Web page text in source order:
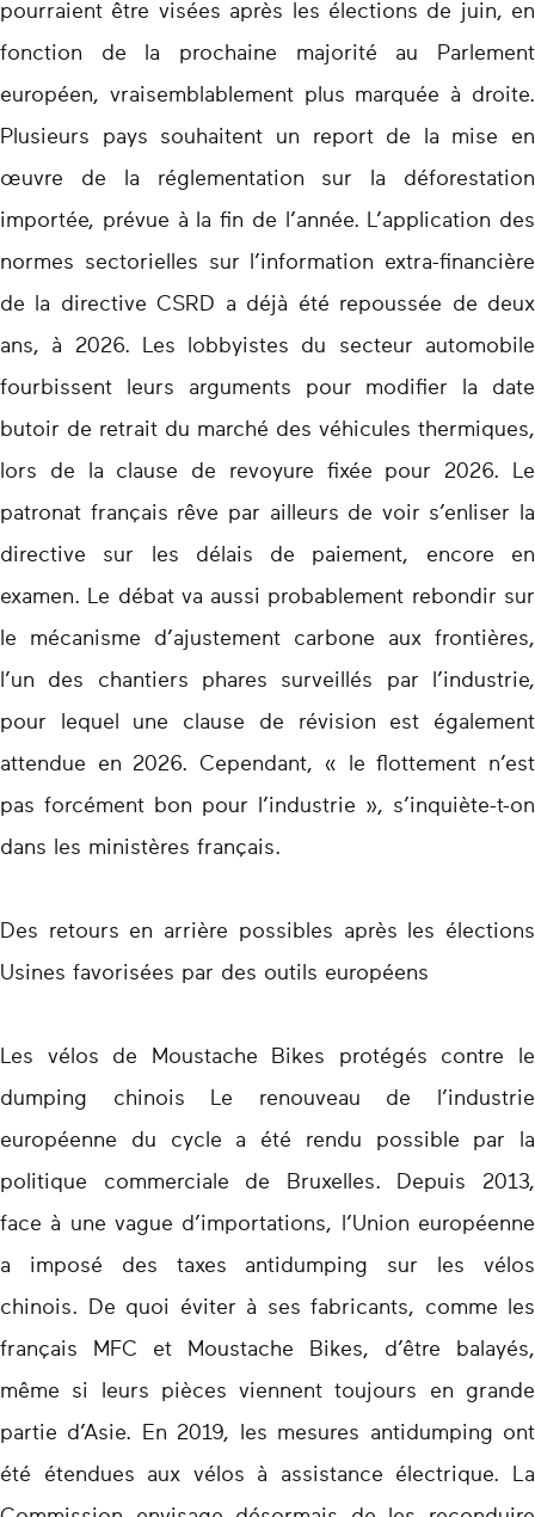
pourraient être visées après les élections de juin, en
fonction de la prochaine majorité au Parlement
européen, vraisemblablement plus marquée à droite.
Plusieurs pays souhaitent un report de la mise en
œuvre de la réglementation sur la déforestation
importée, prévue à la fin de l’année. L’application des
normes sectorielles sur l’information extra-financière
de la directive CSRD a déjà été repoussée de deux
ans, à 2026. Les lobbyistes du secteur automobile
fourbissent leurs arguments pour modifier la date
butoir de retrait du marché des véhicules thermiques,
lors de la clause de revoyure fixée pour 2026. Le
patronat français rêve par ailleurs de voir s’enliser la
directive sur les délais de paiement, encore en
examen. Le débat va aussi probablement rebondir sur
le mécanisme d’ajustement carbone aux frontières,
l’un des chantiers phares surveillés par l’industrie,
pour lequel une clause de révision est également
attendue en 2026. Cependant, « le flottement n’est
pas forcément bon pour l’industrie », s’inquiète-t-on
dans les ministères français.
Des retours en arrière possibles après les élections
Usines favorisées par des outils européens
Les vélos de Moustache Bikes protégés contre le
dumping chinois Le renouveau de l’industrie
européenne du cycle a été rendu possible par la
politique commerciale de Bruxelles. Depuis 2013,
face à une vague d’importations, l’Union européenne
a imposé des taxes antidumping sur les vélos
chinois. De quoi éviter à ses fabricants, comme les
français MFC et Moustache Bikes, d’être balayés,
même si leurs pièces viennent toujours en grande
partie d’Asie. En 2019, les mesures antidumping ont
été étendues aux vélos à assistance électrique. La